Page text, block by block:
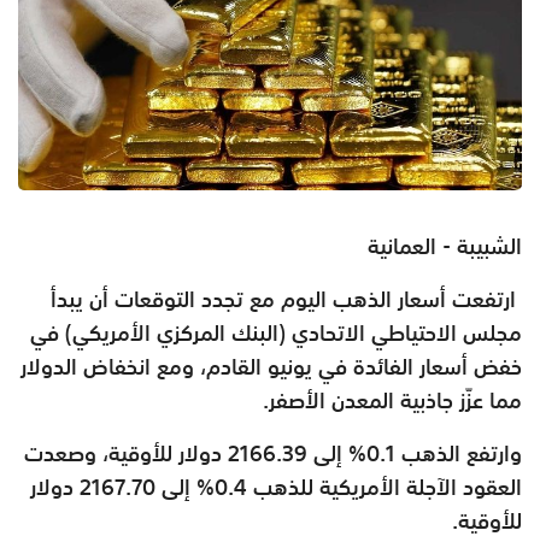
الشبيبة - العمانية
ارتفعت أسعار الذهب اليوم مع تجدد التوقعات أن يبدأ
مجلس الاحتياطي الاتحادي (البنك المركزي الأمريكي) في
خفض أسعار الفائدة في يونيو القادم، ومع انخفاض الدولار
مما عزّز جاذبية المعدن الأصفر.
وارتفع الذهب 0.1% إلى 2166.39 دولار للأوقية، وصعدت
العقود الآجلة الأمريكية للذهب 0.4% إلى 2167.70 دولار
للأوقية.